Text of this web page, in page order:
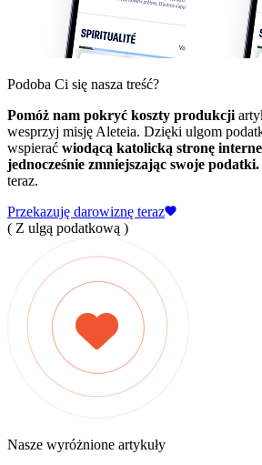
Podoba Ci się nasza treść?
Pomóż nam pokryć koszty produkcji
wesprzyj misję Aleteia. Dzięki ulgom
wspierać wiodącą katolicką stronę
jednocześnie zmniejszając swoje podatki.
teraz.
Przekazuję darowiznę teraz
( Z ulgą podatkową )
Nasze wyróżnione artykuły